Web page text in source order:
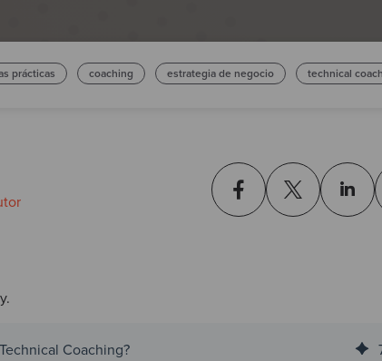
prácticas coaching estrategia de negocio technical
Coaching?